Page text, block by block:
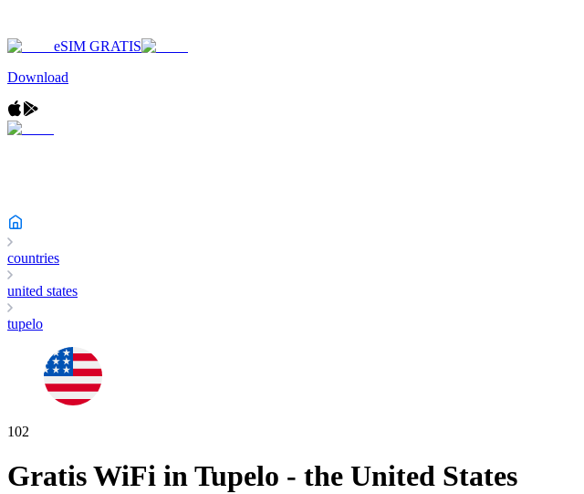
eSIM GRATIS
Download
countries
united states
tupelo
102
Gratis WiFi inTupelo - the United States